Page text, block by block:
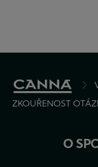
ZKOUŘENOST
O